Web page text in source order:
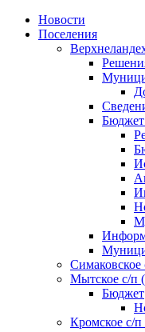
Skip
Новости
Поселения
Бюджет
Симаковское
Мытское с/п
Бюджет
Кромское с/п